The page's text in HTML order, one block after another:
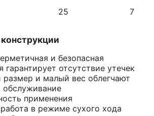
25 7
и безопасная
гарантирует отсутствие утечек
размер и малый вес облегчают
обслуживание
применения
в режиме сухого хода